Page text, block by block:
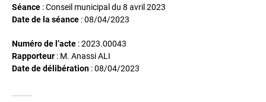
Séance : Conseil municipal du 8 avril 2023
Date de la séance :08/04/2023
Numéro de l’acte : 2023.00043
Rapporteur : M. Anassi ALI
Date de délibération :08/04/2023